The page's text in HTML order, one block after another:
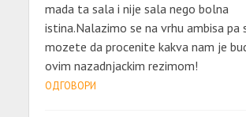
mada ta sala i nije sala nego bolna
istina.Nalazimo se na vrhu ambisa pa
mozete da procenite kakva nam je
ovim nazadnjackim rezimom!
ОДГОВОРИ